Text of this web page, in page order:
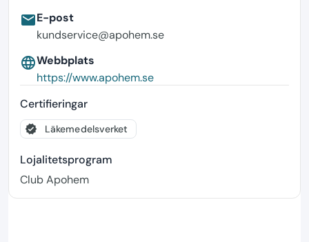
emailE-post
kundservice@apohem.se
languageWebbplats
https://www.apohem.se
Certifieringar
verified Läkemedelsverket
Lojalitetsprogram
Club Apohem